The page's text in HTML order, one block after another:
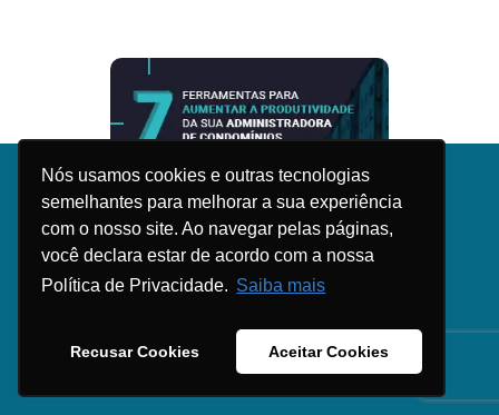
Nós usamos cookies e outras tecnologias
semelhantes para melhorar a sua experiência
com o nosso site. Ao navegar pelas páginas,
você declara estar de acordo com a nossa
Política de Privacidade. Saiba mais
Recusar Cookies Aceitar Cookies
Nós usamos cookies e outras tecnologias
semelhantes para melhorar a sua experiência
com o nosso site. Ao navegar pelas páginas,
você declara estar de acordo com a nossa
Política de Privacidade. Saiba mais
Recusar Cookies Aceitar Cookies